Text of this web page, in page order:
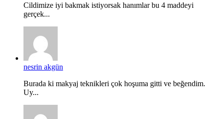
Cildimize iyi bakmak istiyorsak hanımlar bu 4 maddeyi
gerçek...
nesrin akgün
Burada ki makyaj teknikleri çok hoşuma gitti ve beğendim.
Uy...